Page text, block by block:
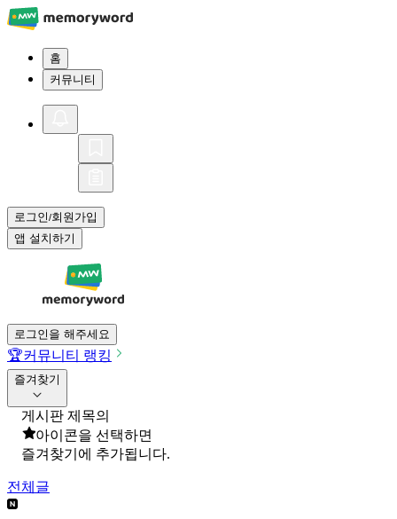
홈
커뮤니티
로그인/회원가입
앱 설치하기
로그인을 해주세요
🏆커뮤니티 랭킹
즐겨찾기
게시판 제목의
아이콘을 선택하면
즐겨찾기에 추가됩니다.
전체글